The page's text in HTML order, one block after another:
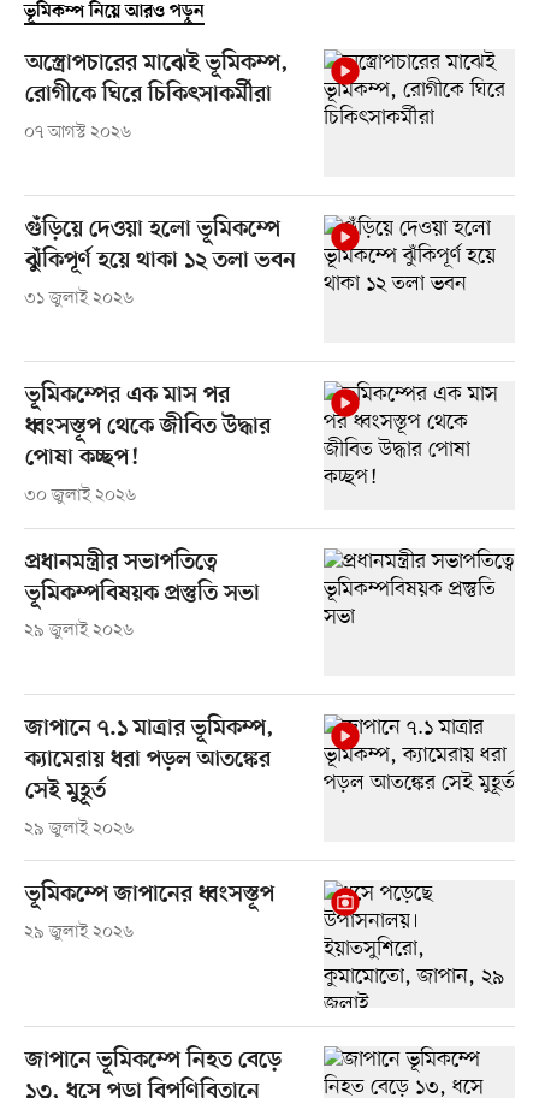
ভূমিকম্প নিয়ে আরও পড়ুন
অস্ত্রোপচারের মাঝেই ভূমিকম্প,
রোগীকে ঘিরে চিকিৎসাকর্মীরা
০৭ আগস্ট ২০২৬
গুঁড়িয়ে দেওয়া হলো ভূমিকম্পে
ঝুঁকিপূর্ণ হয়ে থাকা ১২ তলা ভবন
৩১ জুলাই ২০২৬
ভূমিকম্পের এক মাস পর
ধ্বংসস্তূপ থেকে জীবিত উদ্ধার
পোষা কচ্ছপ!
৩০ জুলাই ২০২৬
প্রধানমন্ত্রীর সভাপতিত্বে
ভূমিকম্পবিষয়ক প্রস্তুতি সভা
২৯ জুলাই ২০২৬
জাপানে ৭.১ মাত্রার ভূমিকম্প,
ক্যামেরায় ধরা পড়ল আতঙ্কের
সেই মুহূর্ত
২৯ জুলাই ২০২৬
ভূমিকম্পে জাপানের ধ্বংসস্তূপ
২৯ জুলাই ২০২৬
জাপানে ভূমিকম্পে নিহত বেড়ে
১৩, ধসে পড়া বিপণিবিতানে